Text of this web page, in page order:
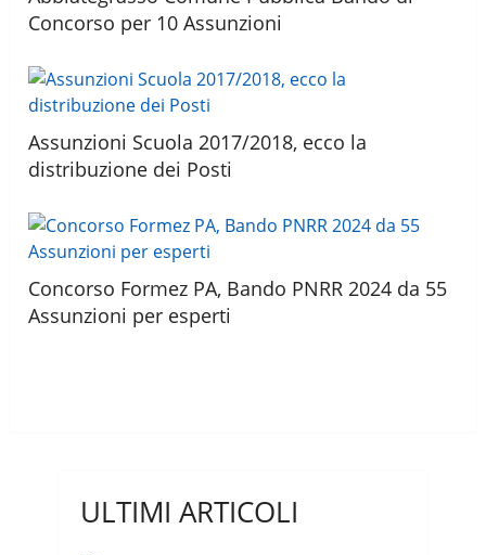
Concorso per 10 Assunzioni
Assunzioni Scuola 2017/2018, ecco la
distribuzione dei Posti
Concorso Formez PA, Bando PNRR 2024 da 55
Assunzioni per esperti
ULTIMI ARTICOLI